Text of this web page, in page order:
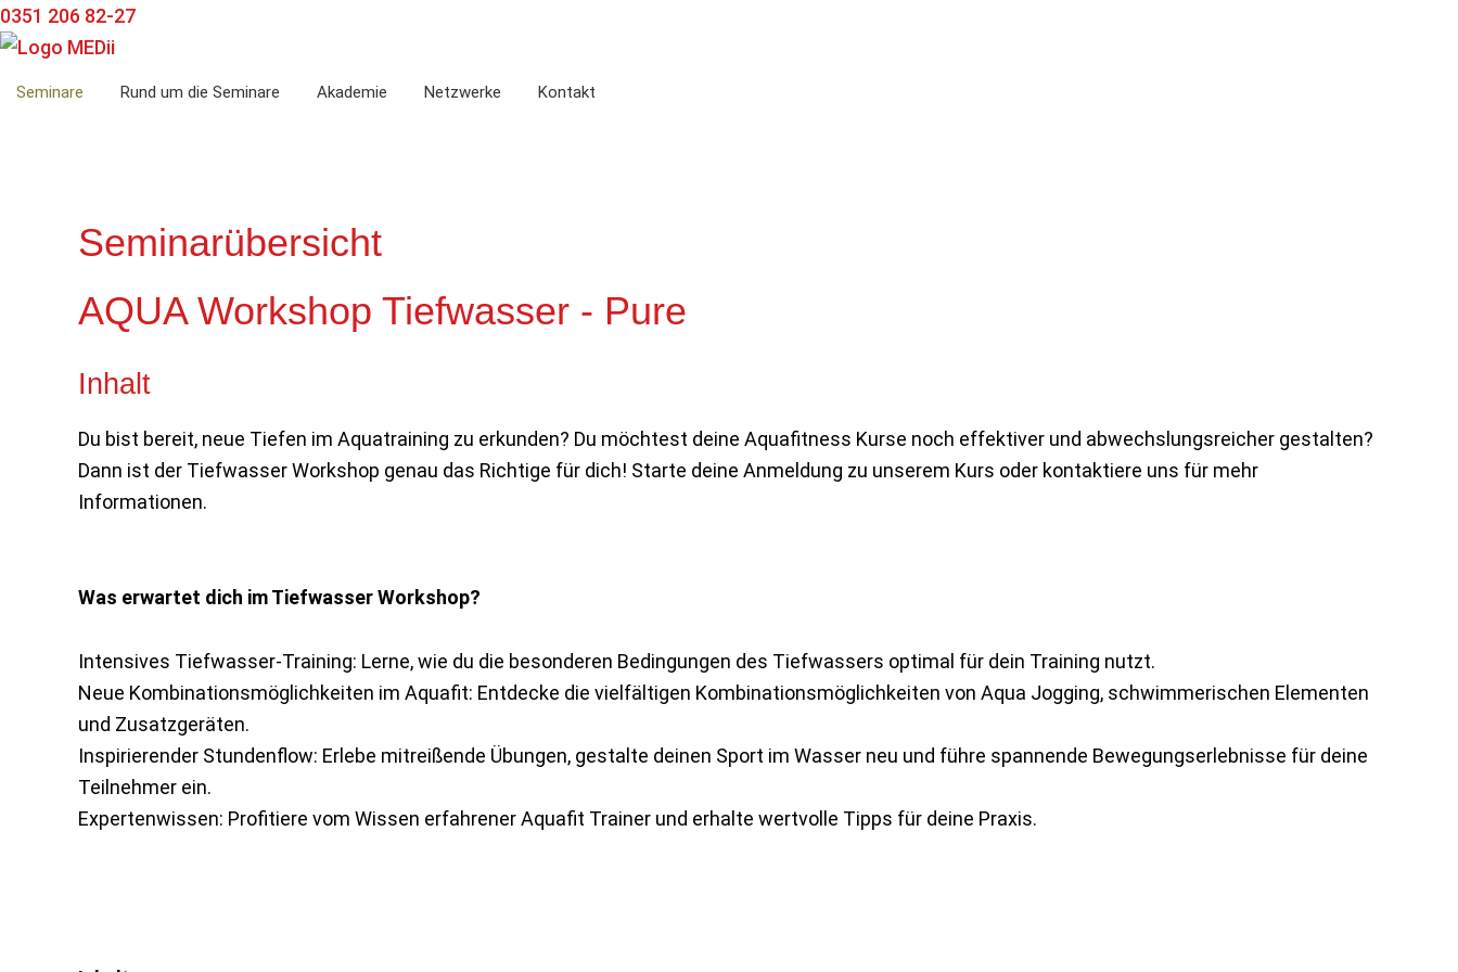
Zur
Hauptnavigation
Zum
Inhalt
Zur
Seitenspalte
0351 206 82-27
Seminare Rund um die Seminare Akademie Netzwerke Kontakt
Seminarübersicht
AQUA Workshop Tiefwasser - Pure
Inhalt
Du bist bereit, neue Tiefen im Aquatraining zu erkunden? Du möchtest deine Aquafitness Kurse noch effektiver und abwechslungsreicher gestalten?
Dann ist der Tiefwasser Workshop genau das Richtige für dich! Starte deine Anmeldung zu unserem Kurs oder kontaktiere uns für mehr
Informationen.
Was erwartet dich im Tiefwasser Workshop?
Intensives Tiefwasser-Training: Lerne, wie du die besonderen Bedingungen des Tiefwassers optimal für dein Training nutzt.
Neue Kombinationsmöglichkeiten im Aquafit: Entdecke die vielfältigen Kombinationsmöglichkeiten von Aqua Jogging, schwimmerischen Elementen
und Zusatzgeräten.
Inspirierender Stundenflow: Erlebe mitreißende Übungen, gestalte deinen Sport im Wasser neu und führe spannende Bewegungserlebnisse für deine
Teilnehmer ein.
Expertenwissen: Profitiere vom Wissen erfahrener Aquafit Trainer und erhalte wertvolle Tipps für deine Praxis.